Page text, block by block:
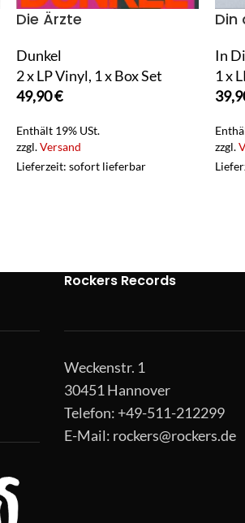
Die Ärzte
Dunkel
2 x LP Vinyl, 1 x Box Set
49,90€
Enthält 19% USt.
zzgl.Versand
Lieferzeit: sofort lieferbar
Din
In
1 x
zzgl.
Rockers Records
Weckenstr. 1
30451 Hannover
Telefon: +49-511-212299
E-Mail: rockers@rockers.de